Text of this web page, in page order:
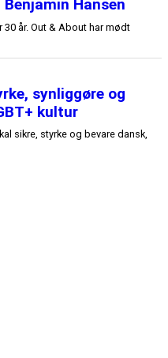
Hansen
år. Out & About har mødt
synliggøre og
kultur
sikre, styrke og bevare dansk,